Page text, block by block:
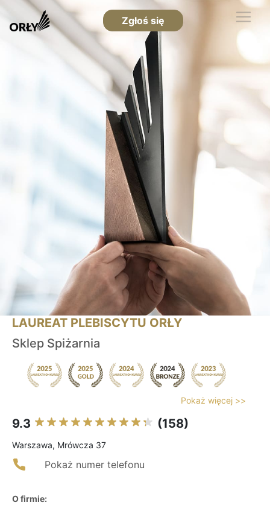
Zgłoś się
LAUREAT PLEBISCYTU ORŁY
Sklep Spiżarnia
Pokaż więcej >>
9.3 (158)
Warszawa, Mrówcza 37
Pokaż numer telefonu
O firmie: